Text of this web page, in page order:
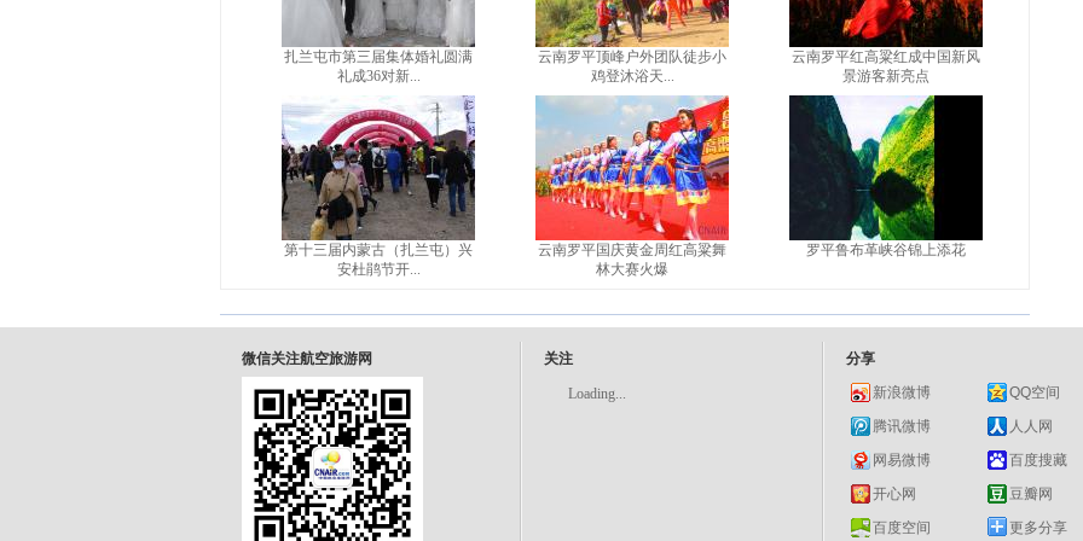
扎兰屯市第三届集体婚礼圆满
礼成36对新...
第十三届内蒙古（扎兰屯）兴
安杜鹃节开...
云南罗平顶峰户外团队徒步小
鸡登沐浴天...
云南罗平国庆黄金周红高粱舞
林大赛火爆
云南罗平红高粱红成中国新风
景游客新亮点
罗平鲁布革峡谷锦上添花
微信关注航空旅游网 关注
Loading...
分享
新浪微博
QQ空间
腾讯微博
人人网
网易微博
百度搜藏
开心网
豆瓣网
百度空间
更多分享